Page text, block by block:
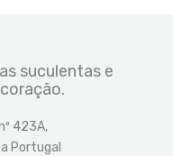
suculentas e
423A,
Portugal